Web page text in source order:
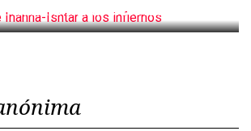
Inanna-Ishtar a los infiernos